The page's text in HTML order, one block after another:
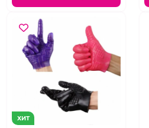
ХИТ